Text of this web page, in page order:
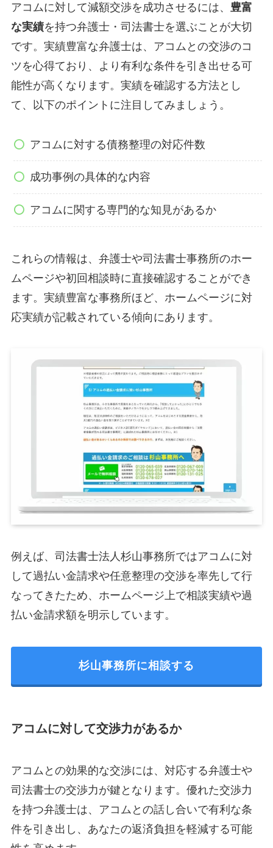
アコムに対して減額交渉を成功させるには、 豊富
な実績を持つ弁護士・司法書士を選ぶことが大切
です。実績豊富な弁護士は、アコムとの交渉のコ
ツを心得ており、より有利な条件を引き出せる可
能性が高くなります。実績を確認する方法とし
て、以下のポイントに注目してみましょう。
アコムに対する債務整理の対応件数
成功事例の具体的な内容
アコムに関する専門的な知見があるか
これらの情報は、弁護士や司法書士事務所のホー
ムページや初回相談時に直接確認することができ
ます。実績豊富な事務所ほど、ホームページに対
応実績が記載されている傾向にあります。
例えば、司法書士法人杉山事務所ではアコムに対
して過払い金請求や任意整理の交渉を率先して行
なってきたため、ホームページ上で相談実績や過
払い金請求額を明示しています。
杉山事務所に相談する
アコムに対して交渉力があるか
アコムとの効果的な交渉には、対応する弁護士や
司法書士の交渉力が鍵となります。優れた交渉力
を持つ弁護士は、アコムとの話し合いで有利な条
件を引き出し、あなたの返済負担を軽減する可能